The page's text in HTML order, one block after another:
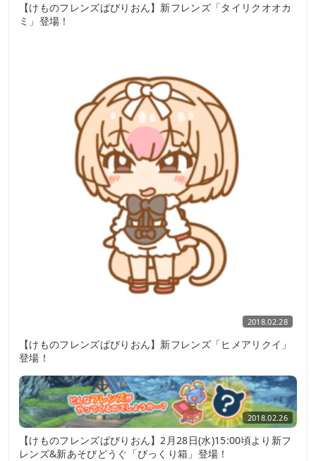
【けものフレンズぱびりおん】新フレンズ「タイリクオオカ
ミ」登場！
2018.02.28
【けものフレンズぱびりおん】新フレンズ「ヒメアリクイ」
登場！
2018.02.26
【けものフレンズぱびりおん】2月28日(水)15:00頃より新フ
レンズ&新あそびどうぐ「びっくり箱」登場！